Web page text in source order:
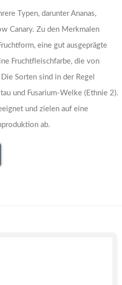
Typen, darunter Ananas,
Canary. Zu den Merkmalen
eine gut ausgeprägte
Fruchtfleischfarbe, die von
Sorten sind in der Regel
und Fusarium-Welke (Ethnie 2).
und zielen auf eine
ab.